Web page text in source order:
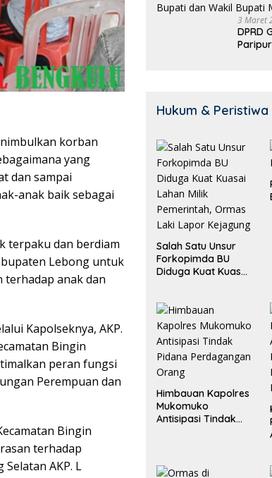
korban
yang
dan sampai
anak baik sebagai
terpaku dan berdiam
Lebong untuk
terhadap anak dan
Kapolseknya, AKP.
Bingin
peran fungsi
Perempuan dan
Bingin
terhadap
AKP. L
3 Maret
DPRD
Hukum & Peristiwa
Salah Satu Unsur
Forkopimda BU
Diduga Kuat Kuasai
Laki Lapor
Kejagung
Himbauan Kapolres
Mukomuko
Antisipasi Tindak